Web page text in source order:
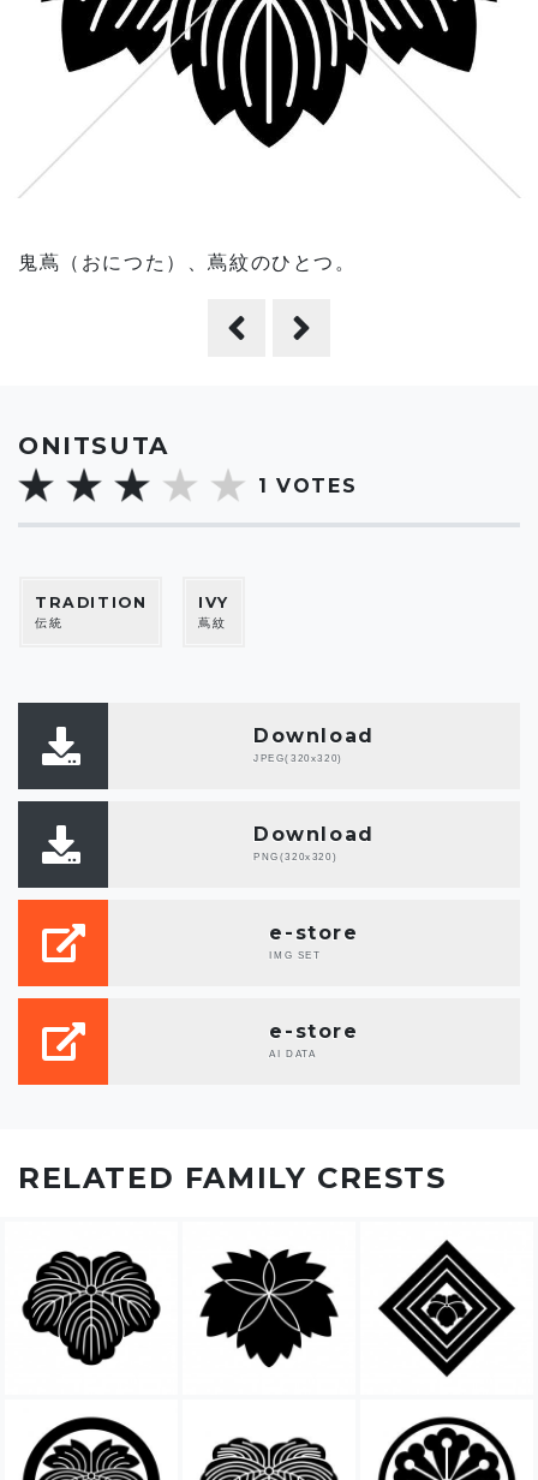
ONITSUTA
1 VOTES
TRADITION
伝統
IVY
蔦紋
Download
JPEG(320x320)
Download
PNG(320x320)
e-store
IMG SET
e-store
AI DATA
鬼蔦（おにつた）、蔦紋のひとつ。
RELATED FAMILY CRESTS